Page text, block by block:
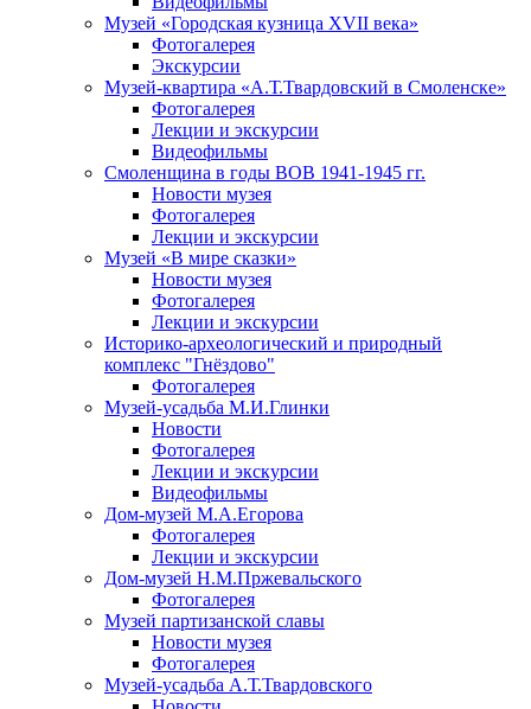
Музей «Городская кузница XVII века»
Фотогалерея
Экскурсии
Музей-квартира «А.Т.Твардовский в Смоленске»
Фотогалерея
Лекции и экскурсии
Видеофильмы
Смоленщина в годы ВОВ 1941-1945 гг.
Новости музея
Фотогалерея
Лекции и экскурсии
Музей «В мире сказки»
Новости музея
Фотогалерея
Лекции и экскурсии
Историко-археологический и природный
комплекс "Гнёздово"
Фотогалерея
Музей-усадьба М.И.Глинки
Новости
Фотогалерея
Лекции и экскурсии
Видеофильмы
Дом-музей М.А.Егорова
Фотогалерея
Лекции и экскурсии
Дом-музей Н.М.Пржевальского
Фотогалерея
Музей партизанской славы
Новости музея
Фотогалерея
Музей-усадьба А.Т.Твардовского